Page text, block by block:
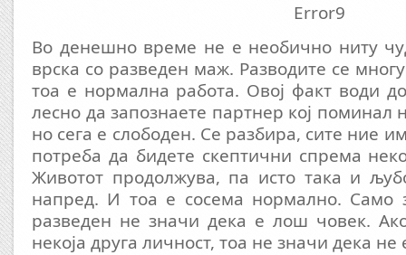
Error9
Во денешно време не е необично ниту
врска со разведен маж. Разводите се
тоа е нормална работа. Овој факт води
лесно да запознаете партнер кој поминал
но сега е слободен. Се разбира, сите ние
потреба да бидете скептични спрема
Животот продолжува, па исто така и
напред. И тоа е сосема нормално. Само
разведен не значи дека е лош човек.
некоја друга личност, тоа не значи дека не